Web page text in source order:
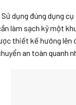
dụng đúng dụng
làm sạch kỹ một
thiết kế hướng lên
an toàn quanh